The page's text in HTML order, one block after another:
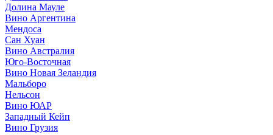
Долина Мауле
Вино Аргентина
Мендоса
Сан Хуан
Вино Австралия
Юго-Восточная
Вино Новая Зеландия
Мальборо
Нельсон
Вино ЮАР
Западный Кейп
Вино Грузия